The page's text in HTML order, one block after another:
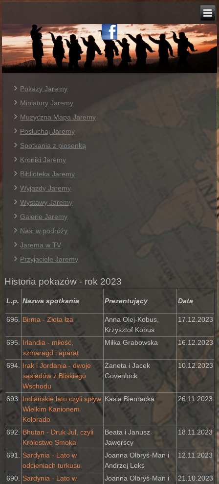
Pokazy Jaremy
Miniatury Jaremy
Muzyczna Mapa Jaremy
Posłuchaj Jaremy
Spotkania z piosenką
Kroniki Jaremy
Biblioteka Jaremy
Wyjazdy Jaremy
Wystawy Jaremy
Galerie Jaremy
Nasi w podróży
Jarema w TV
Przyjaciele Jaremy
Historia pokazów - rok 2023
L.p. Nazwa spotkania Prezentujący Data
696. Birma - Złota łza
Anna Olej-Kobus,
Krzysztof Kobus
17.12.2023
695. Irlandia - miłość,
szmaragd i aparat
Miłka Grabowska 16.12.2023
694. Irak i Jordania - dwoje
sąsiadów z Bliskiego
Wschodu
Żaneta i Jacek
Govenlock
10.12.2023
693. Indiańskie lato czyli spływ
Wielkim Kanionem
Kolorado
Kasia Biernacka 26.11.2023
692. Bhutan - Druk Jul, czyli
Królestwo Smoka
Beata i Janusz
Jaworscy
18.11.2023
691. Sardynia - Lato w
odcieniach turkusu
Joanna Olbryś-Man i
Andrzej Leks
12.11.2023
690. Sardynia - Lato w
Joanna Olbryś-Man i
21.10.2023